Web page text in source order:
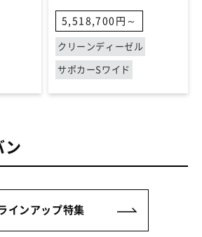
5,518,700円～
クリーンディーゼル
サポカーSワイド
ン
インアップ特集